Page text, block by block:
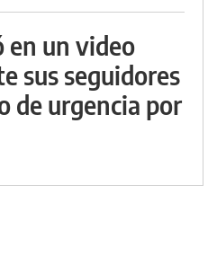
en un video
sus seguidores
de urgencia por